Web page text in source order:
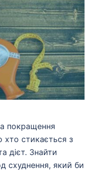
покращення
хто стикається з
дієт. Знайти
схуднення, який би